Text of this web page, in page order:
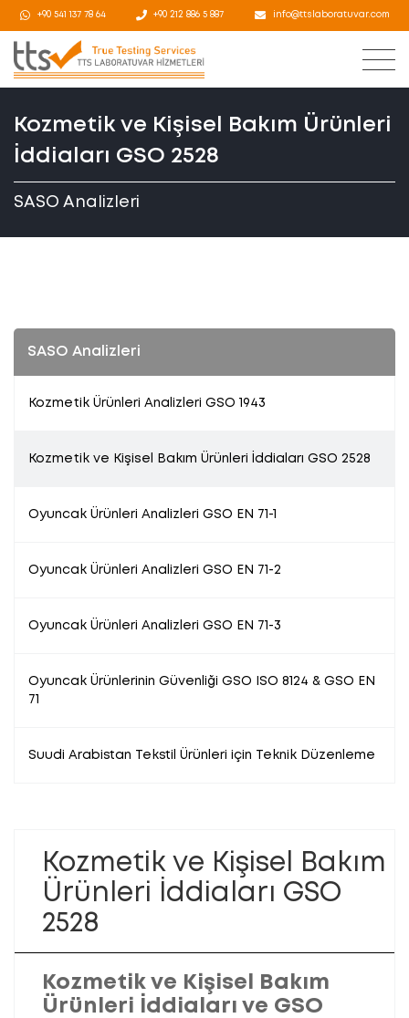
+90 541 137 78 64 +90 212 886 5 887 info@ttslaboratuvar.com
Kozmetik ve Kişisel Bakım Ürünleri
İddiaları GSO 2528
SASO Analizleri
SASO Analizleri
Kozmetik Ürünleri Analizleri GSO 1943
Kozmetik ve Kişisel Bakım Ürünleri İddiaları GSO 2528
Oyuncak Ürünleri Analizleri GSO EN 71-1
Oyuncak Ürünleri Analizleri GSO EN 71-2
Oyuncak Ürünleri Analizleri GSO EN 71-3
Oyuncak Ürünlerinin Güvenliği GSO ISO 8124 & GSO EN
71
Suudi Arabistan Tekstil Ürünleri için Teknik Düzenleme
Kozmetik ve Kişisel Bakım
Ürünleri İddiaları GSO
2528
Kozmetik ve Kişisel Bakım
Ürünleri İddiaları ve GSO